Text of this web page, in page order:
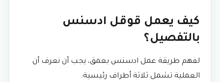
كيف يعمل قوقل ادسنس
بالتفصيل؟
لفهم طريقة عمل ادسنس بعمق، يجب أن نعرف أن
العملية تشمل ثلاثة أطراف رئيسية: